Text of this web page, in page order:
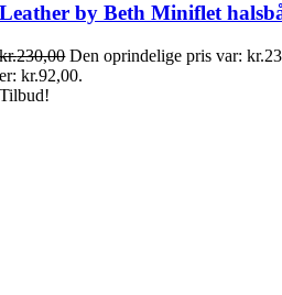
Leather by Beth Miniflet
kr.230,00 Den oprindelige pris var:
er: kr.92,00.
Tilbud!